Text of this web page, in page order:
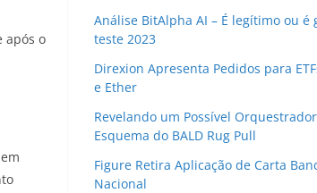
após o
Análise BitAlpha AI – É legítimo ou é
teste 2023
Direxion Apresenta Pedidos para
e Ether
Revelando um Possível
Esquema do BALD Rug Pull
Figure Retira Aplicação de Carta
Nacional